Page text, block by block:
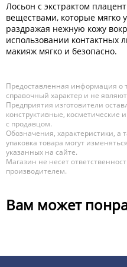
Лосьон с экстрактом
веществами, которые мягко
раздражая нежную кожу
использовании контактных
макияж мягко и безопасно.
Предоставленная информация о
справочный характер и не
Предприятия изготовители
конструктивные, косметические
с продавцом.
Обозначения, характеристики,
упаковка товара могут
указанных на сайте.
Магазин не несет
производителем.
Вам может